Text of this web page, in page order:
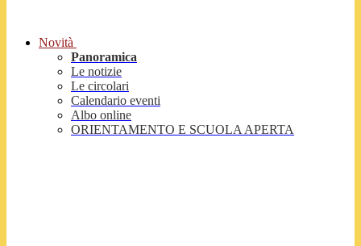
Novità
Panoramica
Le notizie
Le circolari
Calendario eventi
Albo online
ORIENTAMENTO E SCUOLA APERTA